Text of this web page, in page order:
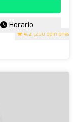
4.2 (200 opiniones)
Horario